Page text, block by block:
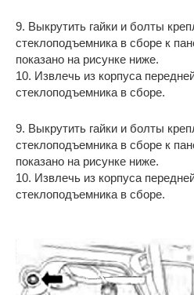
9. Выкрутить гайки и болты
стеклоподъемника в сборе к
показано на рисунке ниже.
10. Извлечь из корпуса
стеклоподъемника в сборе.
9. Выкрутить гайки и болты
стеклоподъемника в сборе к
показано на рисунке ниже.
10. Извлечь из корпуса
стеклоподъемника в сборе.